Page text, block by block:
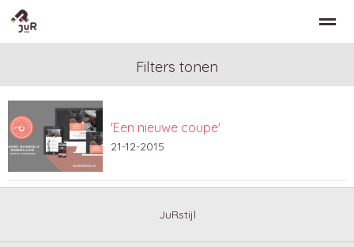
Home Zoeken Nieuws
Filters tonen
'Een nieuwe coupe'
21-12-2015
JuRstijl